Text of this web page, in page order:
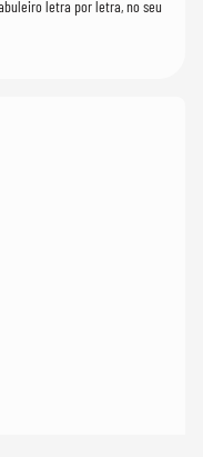
letra por letra, no seu